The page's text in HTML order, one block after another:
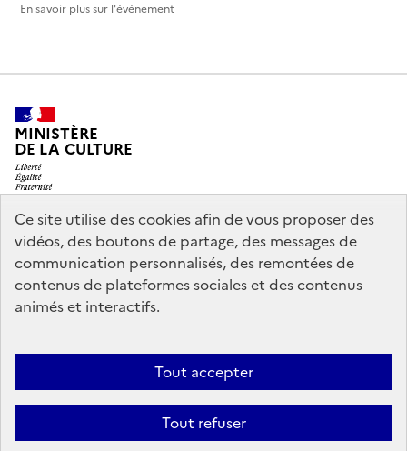
Ce site utilise des cookies afin de vous proposer des
vidéos, des boutons de partage, des messages de
communication personnalisés, des remontées de
contenus de plateformes sociales et des contenus
animés et interactifs.
Tout accepter
Tout refuser
En savoir plus sur l'événement
MINISTÈRE
DE LA CULTURE
legifrance.gouv.fr
info.gouv.fr
service-public.gouv.fr
data.gouv.fr
Mentions légales
conforme
Politique d’utilisation des témoins de connexion